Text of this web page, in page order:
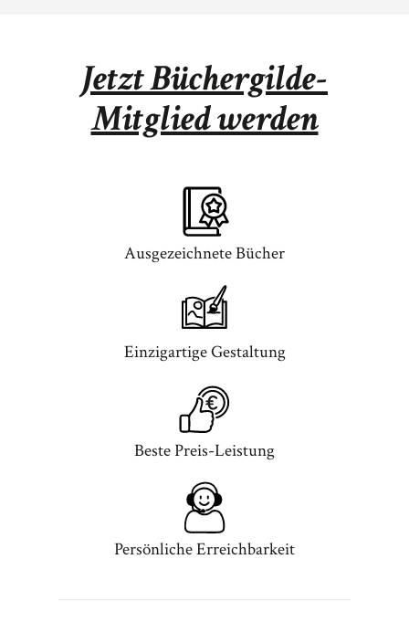
Jetzt Büchergilde-
Mitglied werden
Ausgezeichnete Bücher
Einzigartige Gestaltung
Beste Preis-Leistung
Persönliche Erreichbarkeit